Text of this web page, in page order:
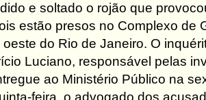
e soltado o rojão que
estão presos no Complexo de
oeste do Rio de Janeiro. O
Luciano, responsável pelas
ao Ministério Público na